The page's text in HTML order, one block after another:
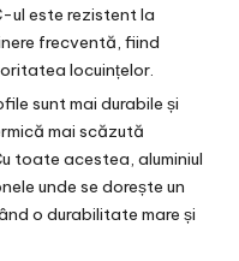
ul este rezistent la
frecventă, fiind
locuințelor.
sunt mai durabile și
mai scăzută
toate acestea, aluminiul
unde se dorește un
o durabilitate mare și